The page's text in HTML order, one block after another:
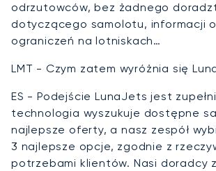
odrzutowców, bez żadnego
dotyczącego samolotu, informacji
ograniczeń na lotniskach…
LMT - Czym zatem wyróżnia się
ES - Podejście LunaJets jest
technologia wyszukuje dostępne
najlepsze oferty, a nasz zespół
3 najlepsze opcje, zgodnie z
potrzebami klientów. Nasi doradcy